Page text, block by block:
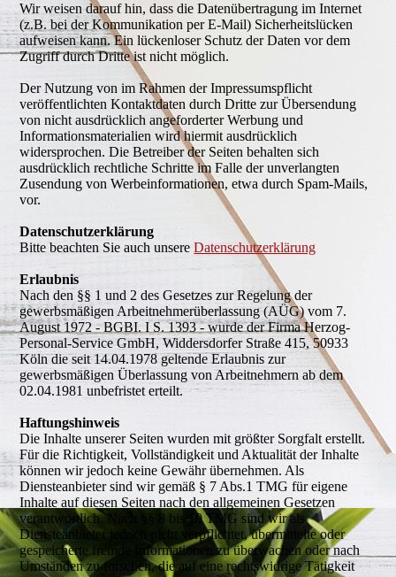
Wir weisen darauf hin, dass die Datenübertragung im Internet
(z.B. bei der Kommunikation per E-Mail) Sicherheitslücken
aufweisen kann. Ein lückenloser Schutz der Daten vor dem
Zugriff durch Dritte ist nicht möglich.
Der Nutzung von im Rahmen der Impressumspflicht
veröffentlichten Kontaktdaten durch Dritte zur Übersendung
von nicht ausdrücklich angeforderter Werbung und
Informationsmaterialien wird hiermit ausdrücklich
widersprochen. Die Betreiber der Seiten behalten sich
ausdrücklich rechtliche Schritte im Falle der unverlangten
Zusendung von Werbeinformationen, etwa durch Spam-Mails,
vor.
Datenschutzerklärung
Bitte beachten Sie auch unsereDatenschutzerklärung
Erlaubnis
Nach den §§ 1 und 2 des Gesetzes zur Regelung der
gewerbsmäßigen Arbeitnehmerüberlassung (AÜG) vom 7.
August 1972 - BGBI. I S. 1393 - wurde der Firma Herzog-
Personal-Service GmbH, Widdersdorfer Straße 415, 50933
Köln die seit 14.04.1978 geltende Erlaubnis zur
gewerbsmäßigen Überlassung von Arbeitnehmern ab dem
02.04.1981 unbefristet erteilt.
Haftungshinweis
Die Inhalte unserer Seiten wurden mit größter Sorgfalt erstellt.
Für die Richtigkeit, Vollständigkeit und Aktualität der Inhalte
können wir jedoch keine Gewähr übernehmen. Als
Diensteanbieter sind wir gemäß § 7 Abs.1 TMG für eigene
Inhalte auf diesen Seiten nach den allgemeinen Gesetzen
verantwortlich. Nach §§ 8 bis 10 TMG sind wir als
Diensteanbieter jedoch nicht verpflichtet, übermittelte oder
gespeicherte fremde Informationen zu überwachen oder nach
Umständen zu forschen, die auf eine rechtswidrige Tätigkeit